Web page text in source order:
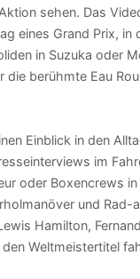
sehen. Das
eines Grand Prix,
in Suzuka oder
die berühmte Eau
Einblick in den
im
oder Boxencrews
und Rad-
Hamilton,
Weltmeistertitel